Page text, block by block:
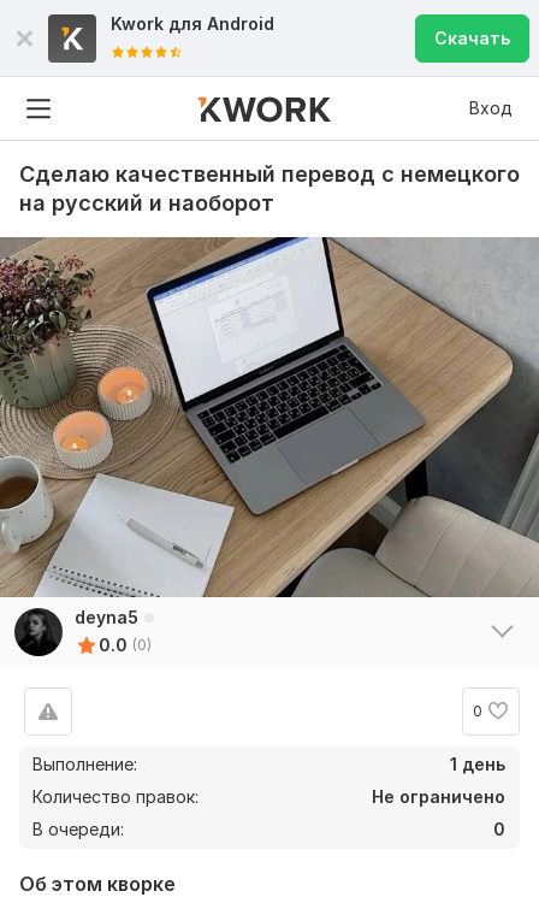
Kwork для Android
Скачать
Вход
Сделаю качественный перевод с немецкого
на русский и наоборот
deyna5
0.0 (0)
0
Выполнение:
1 день
Количество правок:
Не ограничено
В очереди:
0
Об этом кворке